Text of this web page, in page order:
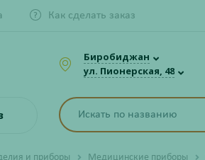
Как сделать заказ
Биробиджан
ул. Пионерская, 48
и приборы Медицинские приборы